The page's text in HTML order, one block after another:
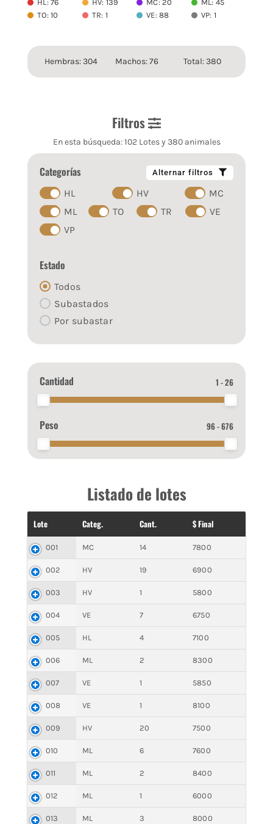
HL: 76 HV: 139 MC: 20
ML: 45
TO: 10
TR: 1 VE: 88 VP: 1
Hembras: 304 Machos: 76 Total: 380
Filtros
En esta búsqueda: 102 Lotes y 380 animales
Categorías Alternar filtros
HL HV
MC
ML
TO TR
VE
VP
Estado
Todos
Subastados
Por subastar
Cantidad 1 - 26
Peso 96 - 676
Listado de lotes
Lote Categ. Cant. $ Final
001 MC 14 7800
002 HV 19 6900
003 HV 1 5800
004 VE 7 6750
005 HL 4 7100
006 ML 2 8300
007 VE 1 5850
008 VE 1 8100
009 HV 20 7500
010 ML 6 7600
011 ML 2 8400
012 ML 1 6000
013 ML 3 8000